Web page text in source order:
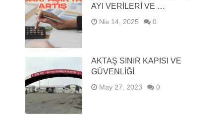
AYI VERILERI VE …
Nis 14, 2025 0
AKTAŞ SINIR KAPISI VE
GÜVENLIĞI
May 27, 2023 0